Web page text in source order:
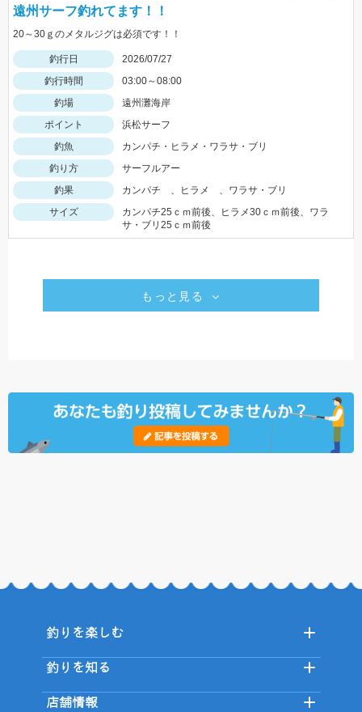
遠州サーフ釣れてます！！
20～30ｇのメタルジグは必須です！！
釣行日
2026/07/27
釣行時間
03:00～08:00
釣場
遠州灘海岸
ポイント
浜松サーフ
釣魚
カンパチ・ヒラメ・ワラサ・ブリ
釣り方
サーフルアー
釣果
カンパチ 、ヒラメ 、ワラサ・ブリ
サイズ
カンパチ25ｃｍ前後、ヒラメ30ｃｍ前後、ワラ
サ・ブリ25ｃｍ前後
もっと見る
釣りを楽しむ
釣りを知る
店舗情報